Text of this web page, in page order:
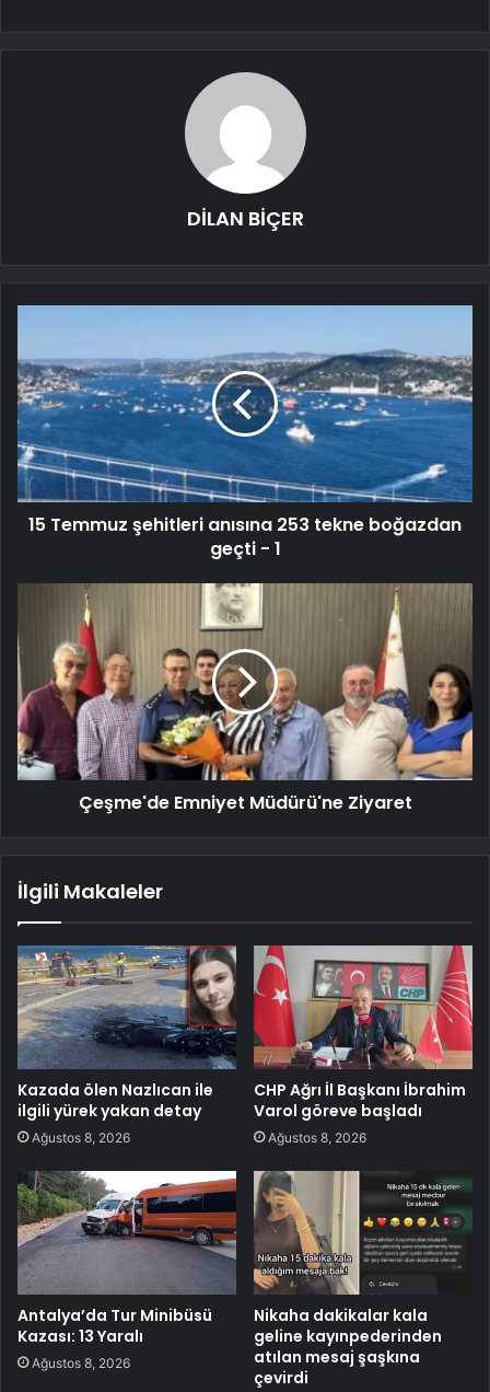
DİLAN BİÇER
15 Temmuz şehitleri anısına 253 tekne boğazdan
geçti - 1
Çeşme'de Emniyet Müdürü'ne Ziyaret
İlgili Makaleler
Kazada ölen Nazlıcan ile
ilgili yürek yakan detay
Ağustos 8, 2026
CHP Ağrı İl Başkanı İbrahim
Varol göreve başladı
Ağustos 8, 2026
Antalya’da Tur Minibüsü
Kazası: 13 Yaralı
Ağustos 8, 2026
Nikaha dakikalar kala
geline kayınpederinden
atılan mesaj şaşkına
çevirdi